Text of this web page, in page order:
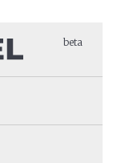
beta